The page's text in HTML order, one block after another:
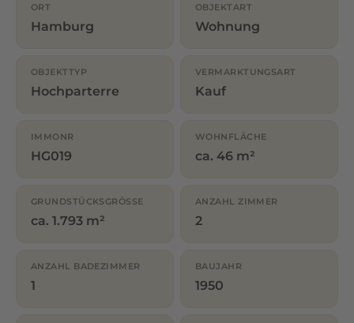
ORT
Hamburg
OBJEKTART
Wohnung
OBJEKTTYP
Hochparterre
VERMARKTUNGSART
Kauf
IMMONR
HG019
WOHNFLÄCHE
ca. 46 m²
GRUNDSTÜCKSGRÖSSE
ca. 1.793 m²
ANZAHL ZIMMER
2
ANZAHL BADEZIMMER
1
BAUJAHR
1950